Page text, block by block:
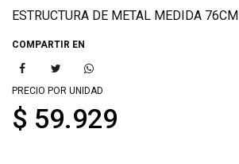
ESTRUCTURA DE METAL MEDIDA 76CM
COMPARTIR EN
PRECIO POR UNIDAD
$ 59.929